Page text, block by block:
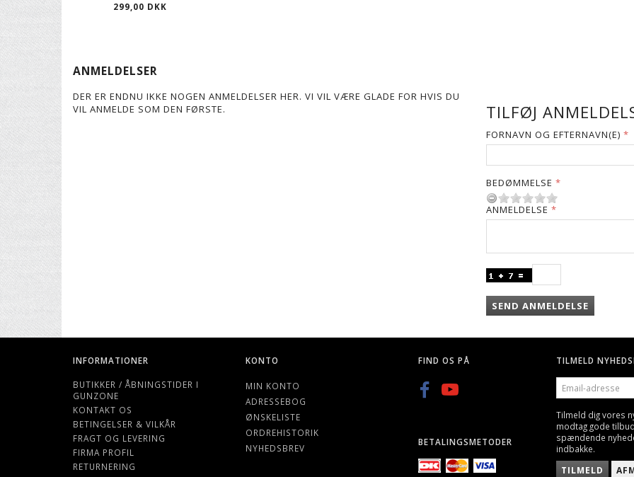
299,00 DKK
ANMELDELSER
DER ER ENDNU IKKE NOGEN ANMELDELSER HER. VI VIL VÆRE GLADE FOR HVIS DU
VIL ANMELDE SOM DEN FØRSTE.
TILFØJ
FORNAVN OG EFTERNAVN(E)
BEDØMMELSE
ANMELDELSE
SEND ANMELDELSE
INFORMATIONER
BUTIKKER / ÅBNINGSTIDER I
GUNZONE
KONTAKT OS
BETINGELSER & VILKÅR
FRAGT OG LEVERING
FIRMA PROFIL
RETURNERING
KONTO
MIN KONTO
ADRESSEBOG
ØNSKELISTE
ORDREHISTORIK
NYHEDSBREV
FIND OS PÅ
BETALINGSMETODER
TILMELD
EMAIL-
ADRESSE
Tilmeld dig vores
modtag gode
spændende
indbakke.
TILMELD